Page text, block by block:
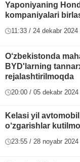
Yaponiyaning
kompaniyalari
11:33 / 24 dekabr 2024
O‘zbekistonda
BYD'larning
rejalashtirilmoqda
20:00 / 05 dekabr 2024
Kelasi yil
o‘zgarishlar
23:55 / 28 noyabr 2024